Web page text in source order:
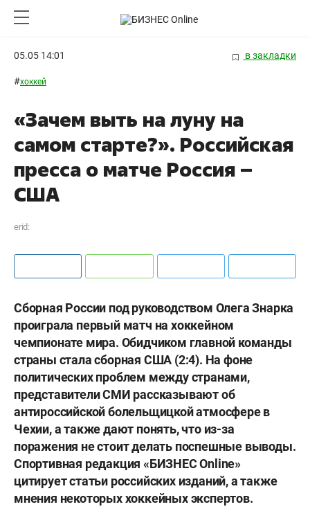
05.05 14:01 в закладки
#хоккей
«Зачем выть на луну на
самом старте?». Российская
пресса о матче Россия –
США
erid:
Сборная России под руководством Олега Знарка
проиграла первый матч на хоккейном
чемпионате мира. Обидчиком главной команды
страны стала сборная США (2:4). На фоне
политических проблем между странами,
представители СМИ рассказывают об
антироссийской болельщицкой атмосфере в
Чехии, а также дают понять, что из-за
поражения не стоит делать поспешные выводы.
Спортивная редакция «БИЗНЕС Online»
цитирует статьи российских изданий, а также
мнения некоторых хоккейных экспертов.